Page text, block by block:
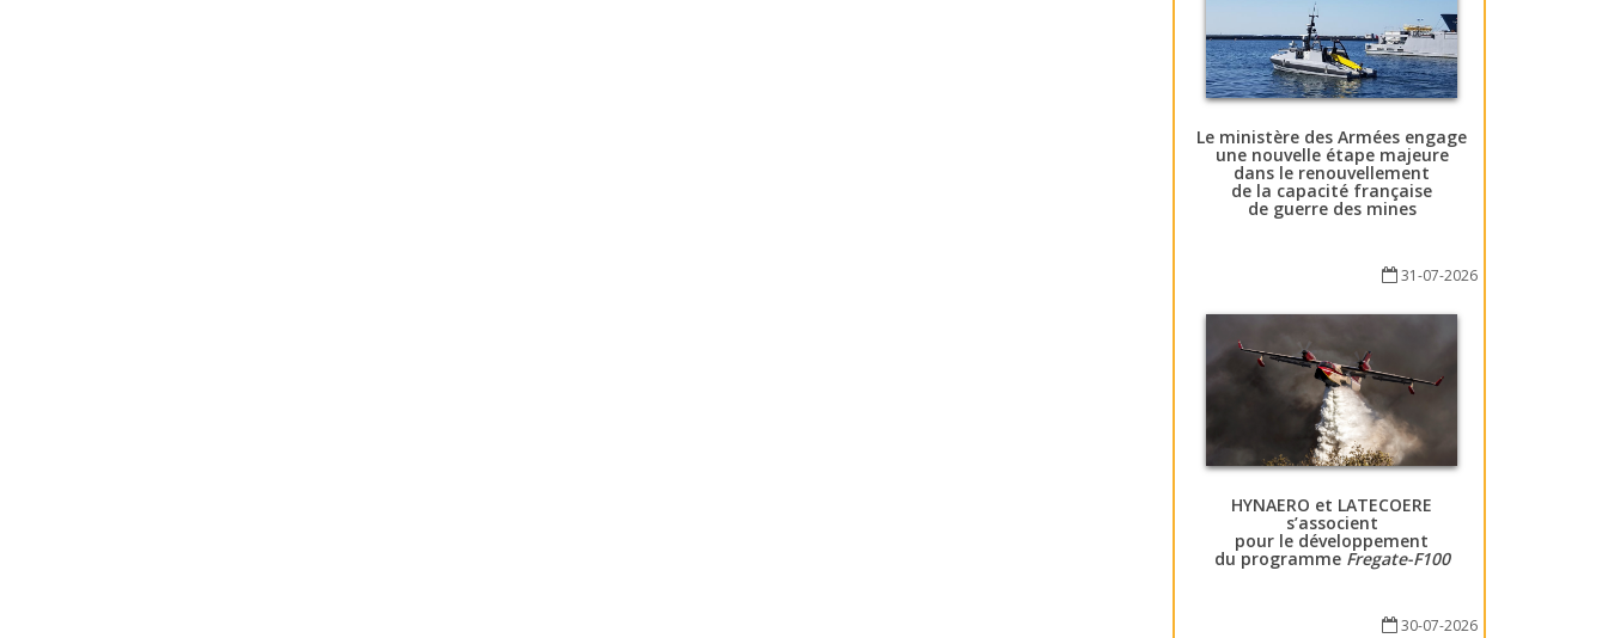
Le ministère des Armées engage
une nouvelle étape majeure
dans le renouvellement
de la capacité française
de guerre des mines
31-07-2026
HYNAERO et LATECOERE
s’associent
pour le développement
du programme Fregate-F100
30-07-2026